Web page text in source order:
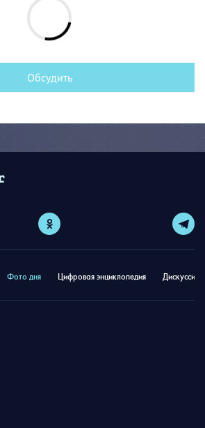
Обсудить
Фото дня Цифровая энциклопедия